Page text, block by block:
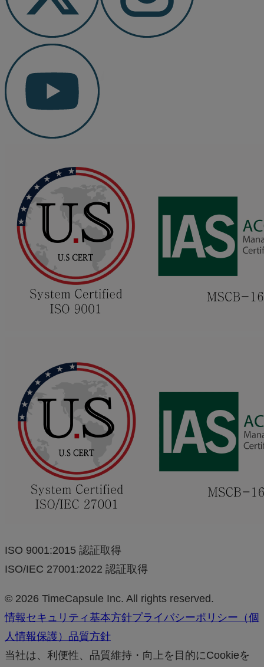
ISO 9001:2015 認証取得
ISO/IEC 27001:2022 認証取得
© 2026 TimeCapsule Inc. All rights reserved.
情報セキュリティ基本方針プライバシーポリシー（個
人情報保護） 品質方針
当社は、利便性、品質維持・向上を目的にCookieを